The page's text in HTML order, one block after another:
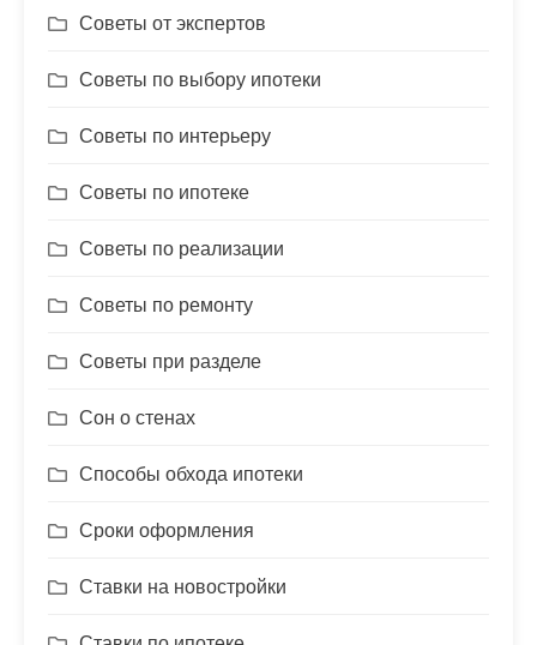
Советы от экспертов
Советы по выбору ипотеки
Советы по интерьеру
Советы по ипотеке
Советы по реализации
Советы по ремонту
Советы при разделе
Сон о стенах
Способы обхода ипотеки
Сроки оформления
Ставки на новостройки